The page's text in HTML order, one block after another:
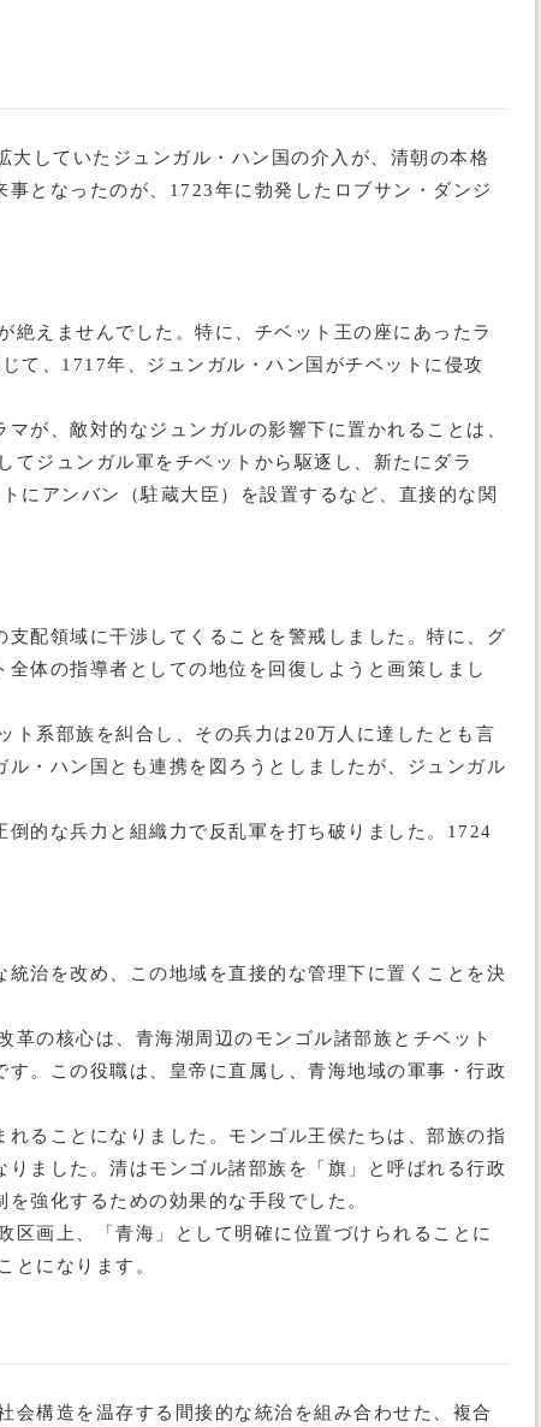
していたジュンガル・ハン国の介入が、清朝の本格
となったのが、1723年に勃発したロブサン・ダンジ
えませんでした。特に、チベット王の座にあったラ
て、1717年、ジュンガル・ハン国がチベットに侵攻
が、敵対的なジュンガルの影響下に置かれることは、
ジュンガル軍をチベットから駆逐し、新たにダラ
にアンバン（駐蔵大臣）を設置するなど、直接的な関
配領域に干渉してくることを警戒しました。特に、グ
体の指導者としての地位を回復しようと画策しまし
ト系部族を糾合し、その兵力は20万人に達したとも言
・ハン国とも連携を図ろうとしましたが、ジュンガル
的な兵力と組織力で反乱軍を打ち破りました。1724
治を改め、この地域を直接的な管理下に置くことを決
の核心は、青海湖周辺のモンゴル諸部族とチベット
。この役職は、皇帝に直属し、青海地域の軍事・行政
ることになりました。モンゴル王侯たちは、部族の指
ました。清はモンゴル諸部族を「旗」と呼ばれる行政
強化するための効果的な手段でした。
画上、「青海」として明確に位置づけられることに
とになります。
構造を温存する間接的な統治を組み合わせた、複合